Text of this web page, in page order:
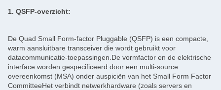
1. QSFP-overzicht:
De Quad Small Form-factor Pluggable (QSFP) is een compacte,
warm aansluitbare transceiver die wordt gebruikt voor
datacommunicatie-toepassingen.De vormfactor en de elektrische
interface worden gespecificeerd door een multi-source
overeenkomst (MSA) onder auspiciën van het Small Form Factor
CommitteeHet verbindt netwerkhardware (zoals servers en